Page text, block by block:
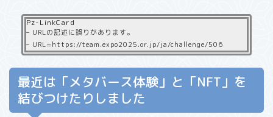
Pz-LinkCard
– URLの記述に誤りがあります。
– URL=https://team.expo2025.or.jp/ja/challenge/506
最近は「メタバース体験」と「NFT」を
結びつけたりしました